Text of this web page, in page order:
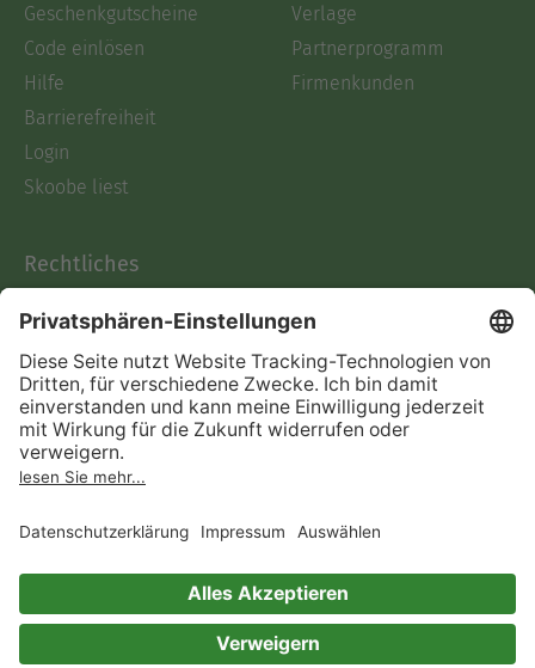
Geschenkgutscheine
Code einlösen
Hilfe
Barrierefreiheit
Login
Skoobe liest
Verlage
Partnerprogramm
Firmenkunden
Rechtliches
AGB
Informationen nach Data
Act
Verträge hier kündigen
Impressum
Immer ein gutes Buch